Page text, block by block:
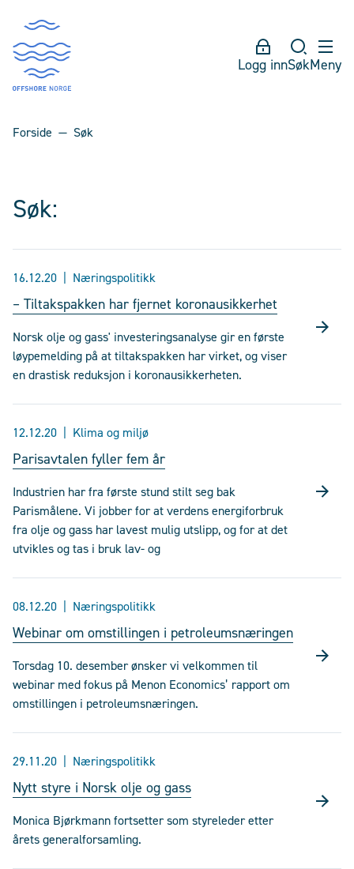
Logg innSøkMeny
Forside Søk
Søk:
16.12.20 Næringspolitikk
– Tiltakspakken har fjernet koronausikkerhet
Norsk olje og gass' investeringsanalyse gir en første
løypemelding på at tiltakspakken har virket, og viser
en drastisk reduksjon i koronausikkerheten.
12.12.20 Klima og miljø
Parisavtalen fyller fem år
Industrien har fra første stund stilt seg bak
Parismålene. Vi jobber for at verdens energiforbruk
fra olje og gass har lavest mulig utslipp, og for at det
utvikles og tas i bruk lav- og
08.12.20 Næringspolitikk
Webinar om omstillingen i petroleumsnæringen
Torsdag 10. desember ønsker vi velkommen til
webinar med fokus på Menon Economics’ rapport om
omstillingen i petroleumsnæringen.
29.11.20 Næringspolitikk
Nytt styre i Norsk olje og gass
Monica Bjørkmann fortsetter som styreleder etter
årets generalforsamling.